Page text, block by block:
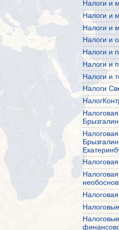
Налоги и
Налоги и
Налоги и
Налоги и
Налоги и
Налоги и
Налоги и
Налоги